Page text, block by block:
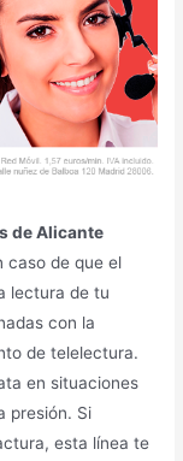
de Alicante
caso de que el
lectura de tu
con la
de telelectura.
en situaciones
presión. Si
esta línea te